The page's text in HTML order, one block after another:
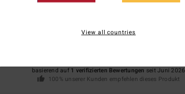
5.0
basierend auf 1 verifizierten Bewertungen seit Juni 2026
100% unserer Kunden empfehlen dieses Produkt
View all countries